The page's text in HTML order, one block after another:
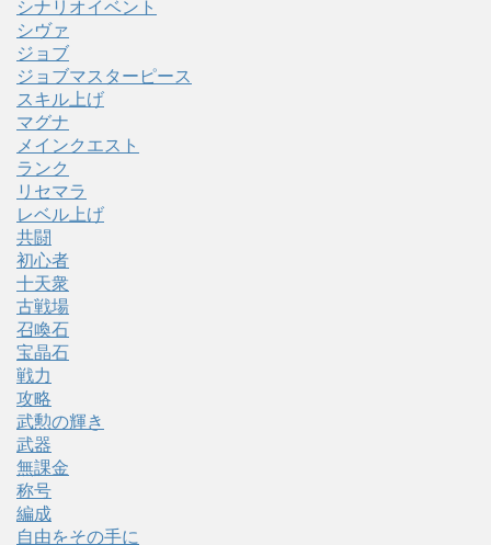
シナリオイベント
シヴァ
ジョブ
ジョブマスターピース
スキル上げ
マグナ
メインクエスト
ランク
リセマラ
レベル上げ
共闘
初心者
十天衆
古戦場
召喚石
宝晶石
戦力
攻略
武勲の輝き
武器
無課金
称号
編成
自由をその手に